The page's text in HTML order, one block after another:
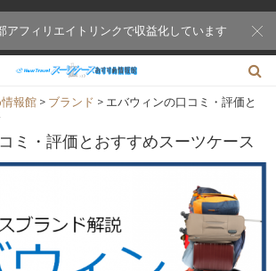
アフィリエイトリンクで収益化しています
報館 > ブランド > エバウィンの口コミ・評価と
ミ・評価とおすすめスーツケース